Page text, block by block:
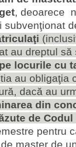
, deoarece
subvenţionat
au dreptul
locurile cu
au obligaţia
dacă au
din
de
pentru
master de